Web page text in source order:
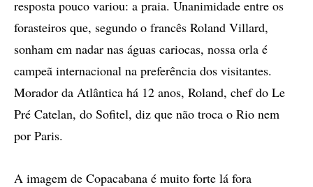
resposta pouco variou: a praia. Unanimidade entre os
forasteiros que, segundo o francês Roland Villard,
sonham em nadar nas águas cariocas, nossa orla é
campeã internacional na preferência dos visitantes.
Morador da Atlântica há 12 anos, Roland, chef do Le
Pré Catelan, do Sofitel, diz que não troca o Rio nem
por Paris.
A imagem de Copacabana é muito forte lá fora